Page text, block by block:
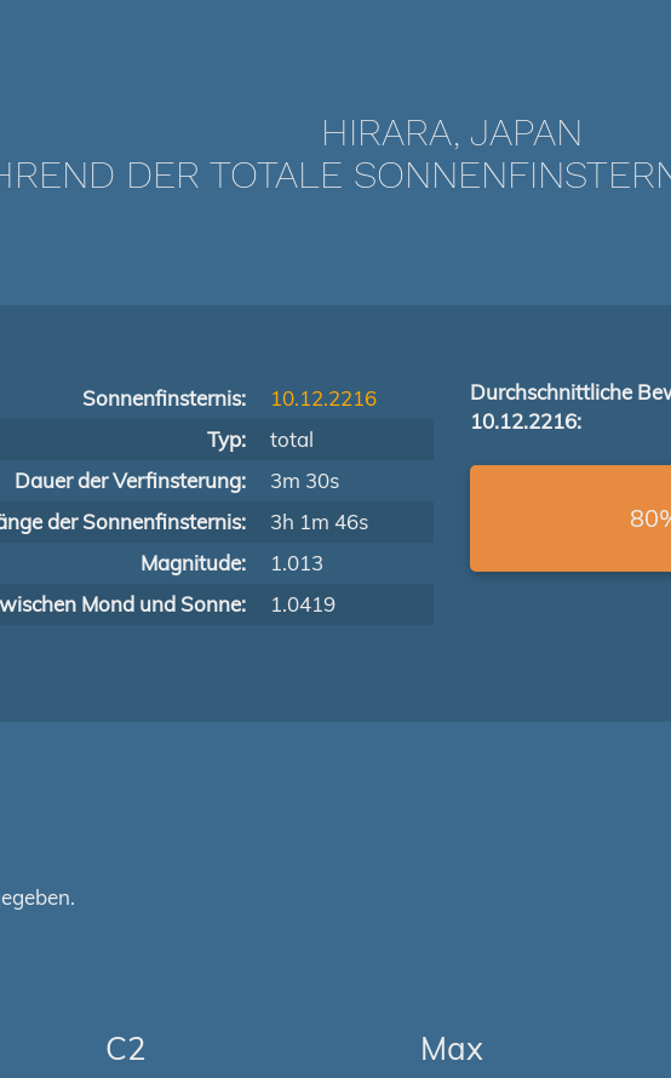
HIRARA, JAPAN
DER TOTALE
Sonnenfinsternis:
10.12.2216
Typ:
total
Dauer der Verfinsterung:
3m 30s
der Sonnenfinsternis:
3h 1m 46s
Magnitude:
1.013
Mond und Sonne:
1.0419
Durchschnittliche
10.12.2216:
C2 Max